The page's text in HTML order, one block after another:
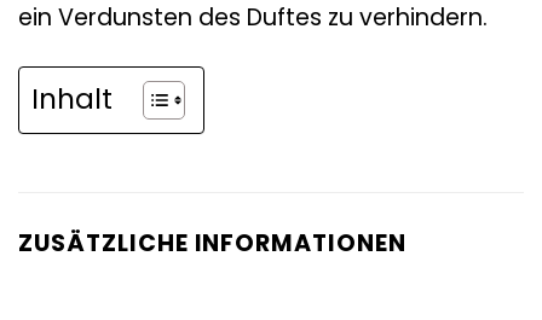
ein Verdunsten des Duftes zu verhindern.
Inhalt
ZUSÄTZLICHE INFORMATIONEN